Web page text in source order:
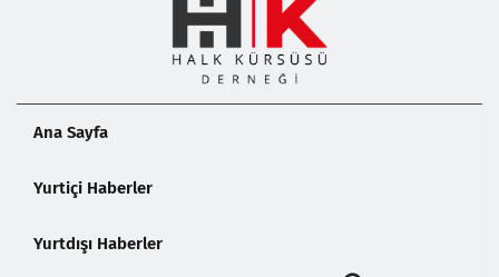
Ana Sayfa
Yurtiçi Haberler
Yurtdışı Haberler